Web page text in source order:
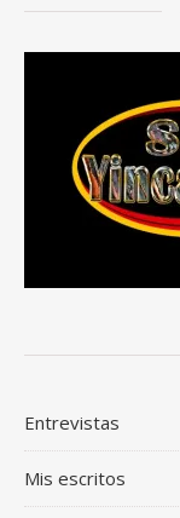
Entrevistas
Mis escritos